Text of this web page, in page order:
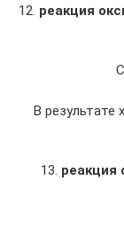
12. реакция
В результате
13. реакция